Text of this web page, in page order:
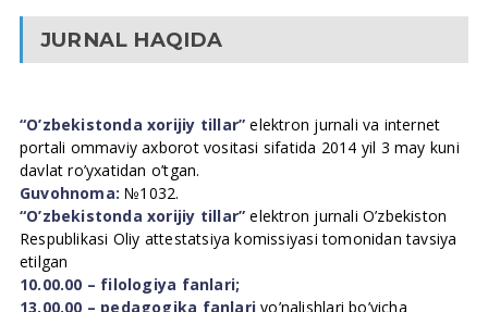
JURNAL HAQIDA
“O’zbekistonda xorijiy tillar” elektron jurnali va internet
portali ommaviy axborot vositasi sifatida 2014 yil 3 may kuni
davlat ro’yxatidan o’tgan.
Guvohnoma: №1032.
“O’zbekistonda xorijiy tillar” elektron jurnali O’zbekiston
Respublikasi Oliy attestatsiya komissiyasi tomonidan tavsiya
etilgan
10.00.00 – filologiya fanlari;
13.00.00 – pedagogika fanlari yo’nalishlari bo’yicha